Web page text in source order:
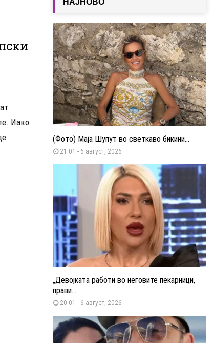
Иако
(Фото) Маја Шупут во светкаво бикини...
21:01 - 6 август, 2026
„Девојката работи во неговите пекарници,
прави...
20:01 - 6 август, 2026